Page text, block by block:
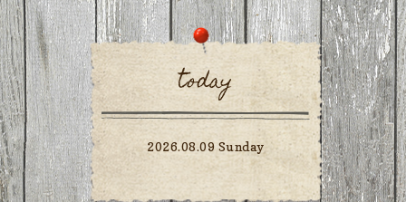
today
2026.08.09 Sunday